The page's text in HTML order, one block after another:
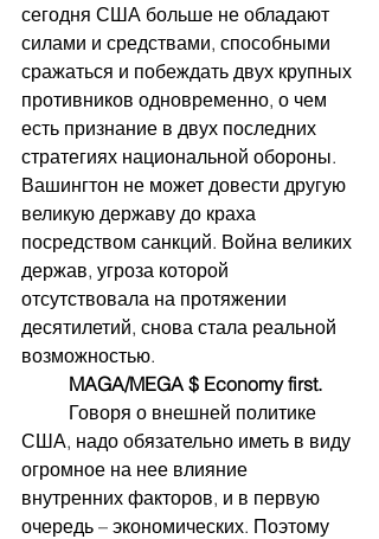
сегодня США больше не обладают
силами и средствами, способными
сражаться и побеждать двух крупных
противников одновременно, о чем
есть признание в двух последних
стратегиях национальной обороны.
Вашингтон не может довести другую
великую державу до краха
посредством санкций. Война великих
держав, угроза которой
отсутствовала на протяжении
десятилетий, снова стала реальной
возможностью.
MAGA/MEGA $ Economy first.
США, надо обязательно иметь в виду
огромное на нее влияние
внутренних факторов, и в первую
очередь – экономических. Поэтому